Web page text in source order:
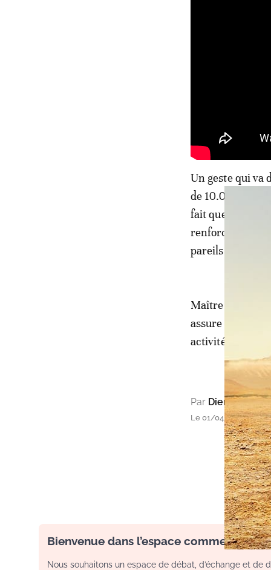
Un geste qui va
de 10.000
fait que,
renforcement
pareils à ceux
Maître
assure
activités de la
Par Diemba
Le 01/04/2018 à
Bienvenue dans l’espace commentaire
Nous souhaitons un espace de débat, d’échange et